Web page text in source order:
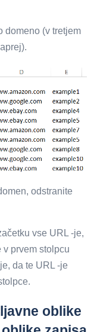
domeno (v tretjem
odstranite
vse URL -je,
v prvem stolpcu
da te URL -je
oblike